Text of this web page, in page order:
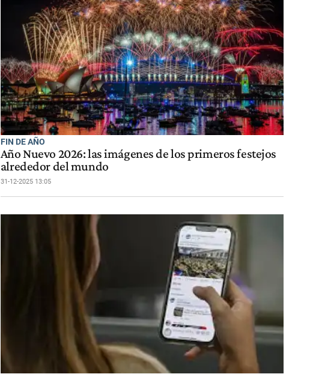
FIN DE AÑO
Año Nuevo 2026: las imágenes de los primeros festejos
alrededor del mundo
31-12-2025 13:05